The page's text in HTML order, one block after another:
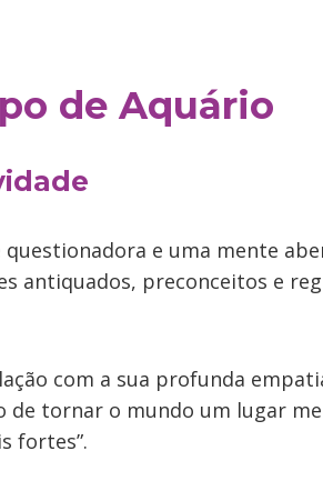
de Aquário
e uma mente
antiquados, preconceitos e
com a sua profunda
de tornar o mundo um lugar
fortes”.